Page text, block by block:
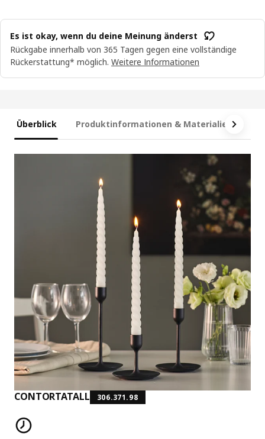
Es ist okay, wenn du deine Meinung änderst
Rückgabe innerhalb von 365 Tagen gegen eine vollständige
Rückerstattung* möglich. Weitere Informationen
Überblick Produktinformationen & Materialien
CONTORTATALL 306.371.98
Produktmerkmale